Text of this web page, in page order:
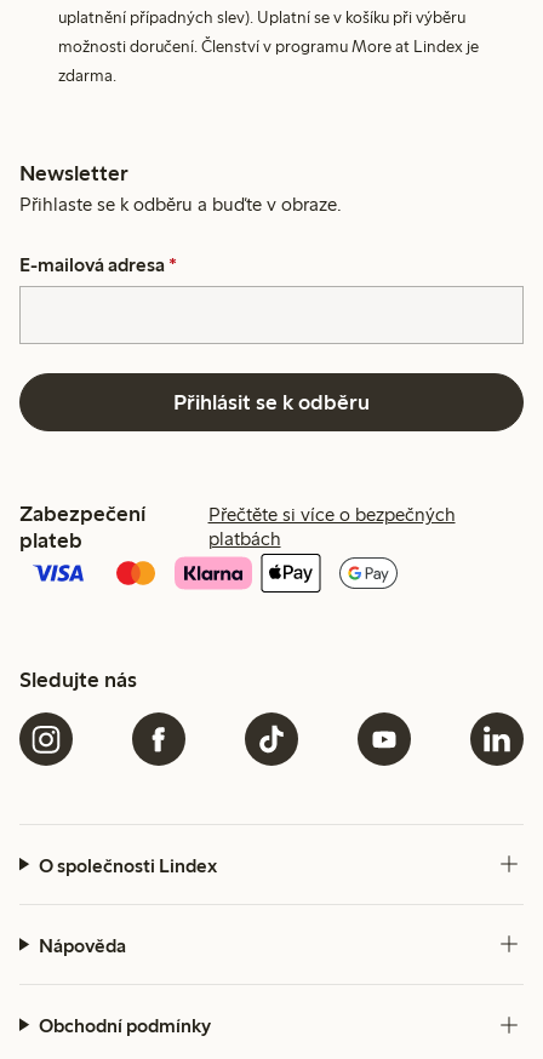
uplatnění případných slev). Uplatní se v košíku při výběru
možnosti doručení. Členství v programu More at Lindex je
zdarma.
Newsletter
Přihlaste se k odběru a buďte v obraze.
E-mailová adresa *
Přihlásit se k odběru
Zabezpečení
plateb
Přečtěte si více o bezpečných
platbách
Sledujte nás
O společnosti Lindex
Nápověda
Obchodní podmínky